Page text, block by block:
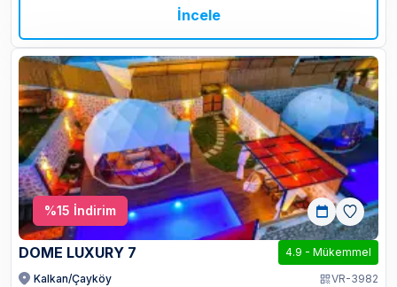
İncele
%15 İndirim
DOME LUXURY 7 4.9 - Mükemmel
Kalkan/Çayköy
VR-3982